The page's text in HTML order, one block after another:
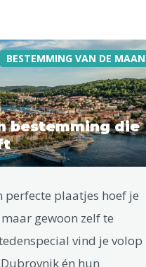
BESTEMMING VAN DE
bestemming die
perfecte plaatjes hoef je
gewoon zelf te
vind je volop
én hun